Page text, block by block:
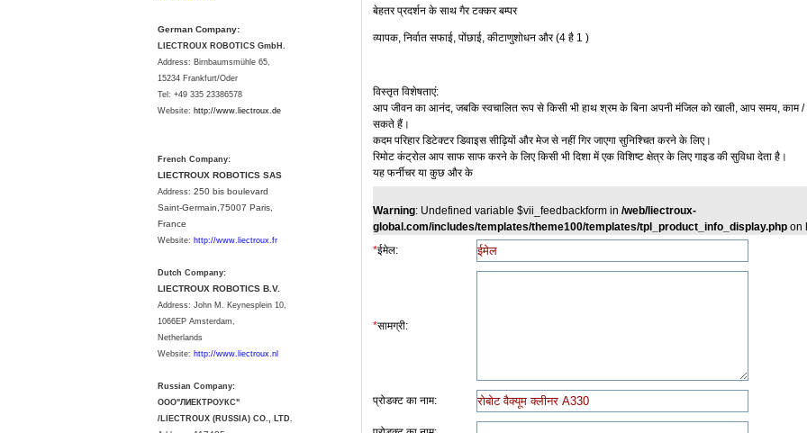
German Company:
LIECTROUX ROBOTICS GmbH.
Address: Birnbaumsmühle 65,
15234 Frankfurt/Oder
Tel: +49 335 23386578
Website: http://www.liectroux.de
French Company:
LIECTROUX ROBOTICS SAS
Address: 250 bis boulevard
Saint-Germain,75007 Paris,
France
Website: http://www.liectroux.fr
Dutch Company:
LIECTROUX ROBOTICS B.V.
Address: John M. Keynesplein 10,
1066EP Amsterdam,
Netherlands
Website: http://www.liectroux.nl
Russian Company:
ООО"ЛИЕКТРОУКС"
/LIECTROUX (RUSSIA) CO., LTD.
बेहतर प्रदर्शन के साथ गैर टक्कर बम्पर
व्यापक, निर्वात सफाई, पोंछाई, कीटाणुशोधन और(4 है1 )
विस्तृत विशेषताएं:
आप जीवन का आनंद, जबकि स्वचालित रूप से किसी भी हाथ श्रम के बिना अपनी मंजिल को खाली, आप समय, काम/
सकते हैं।
कदम परिहार डिटेक्टर डिवाइस सीढ़ियों और मेज से नहीं गिर जाएगा सुनिश्चित करने के लिए।
रिमोट कंट्रोल आप साफ साफ करने के लिए किसी भी दिशा में एक विशिष्ट क्षेत्र के लिए गाइड की सुविधा देता है।
यह फर्नीचर या कुछ और के
Warning: Undefined variable $vii_feedbackform in /web/liectroux-
global.com/includes/templates/theme100/templates/tpl_product_info_display.phpon
*ईमेल:
*सामग्री:
प्रोडक्ट का नाम: